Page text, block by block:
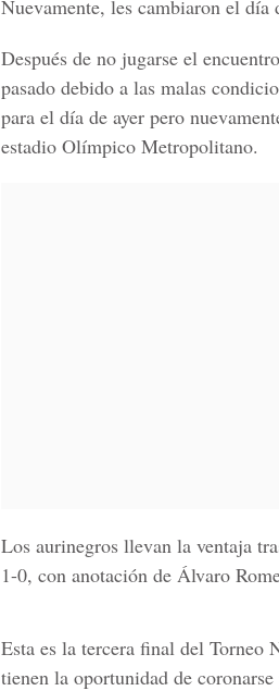
Nuevamente, les cambiaron el
Después de no jugarse el
pasado debido a las malas
para el día de ayer pero
estadio Olímpico Metropolitano.
Los aurinegros llevan la ventaja
1-0, con anotación de Álvaro
Esta es la tercera final del Torneo
tienen la oportunidad de